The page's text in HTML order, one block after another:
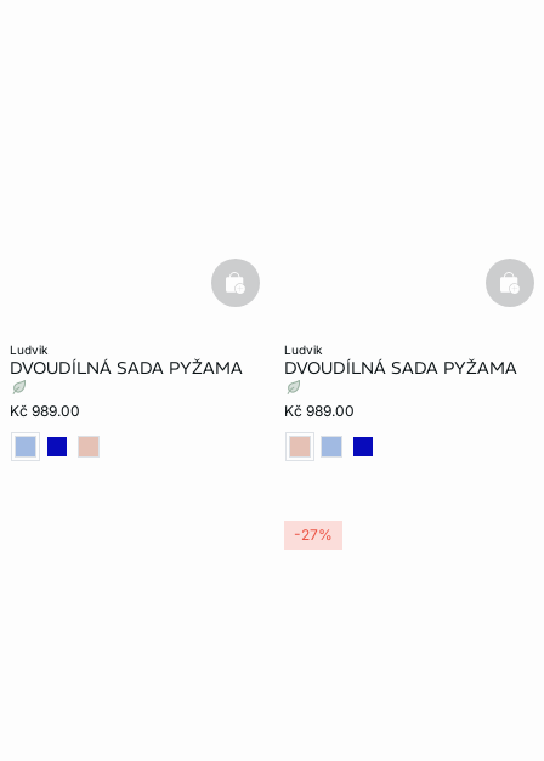
ludvik
DVOUDÍLNÁ SADA PYŽAMA
Kč 989.00
basketfull
ludvik
DVOUDÍLNÁ SADA PYŽAMA
Kč 989.00
-27%